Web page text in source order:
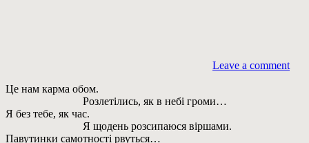
Leave a comment
Це нам карма обом.
Розлетілись, як в небі громи…
Я без тебе, як час.
Я щодень розсипаюся віршами.
Павутинки самотності рвуться…